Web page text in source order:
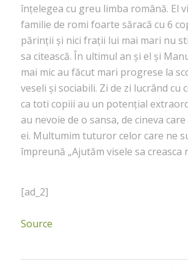
înțelegea cu greu limba română. El
familie de romi foarte săracă cu 6
părinții și nici frații lui mai mari nu
sa citească. În ultimul an și el și
mai mic au făcut mari progrese la
veseli și sociabili. Zi de zi lucrând cu
ca toti copiii au un potențial
au nevoie de o sansa, de cineva
ei. Multumim tuturor celor care ne
împreună „Ajutăm visele sa creasca
[ad_2]
Source